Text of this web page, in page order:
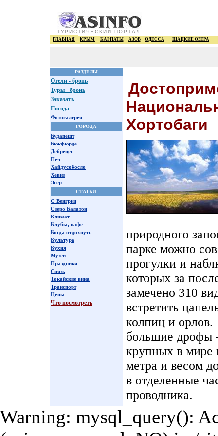
ТУРИСТИЧЕСКИЙ ПОРТАЛ
ГЛАВНАЯ КРЫМ КАРПАТЫ АЗОВ ОДЕССА ШАЦКИЕ ОЗЕРА
РАЗДЕЛЫ
Отели - бронь
Туры - бронь
Заказать
Погода
Фотогалерея
ГОРОДА
Будапешт
Бюкфюрде
Дебрецен
Печ
Хайдусобосло
Хевиз
Эгер
СТАТЬИ
О Венгрии
Озеро Балатон
Климат
Клубы, кафе
Когда отдохнуть
Культура
Кухня
Музеи
Праздники
Связь
Токайские вина
Транспорт
Цены
Что посмотреть
Хортобаги
природного
парке можно
прогулки и
которых за
замечено 310
встретить
колпиц и
большие дрофы
крупных в мире
метра и весом
в отделенные
проводника.
Warning: mysql_query():